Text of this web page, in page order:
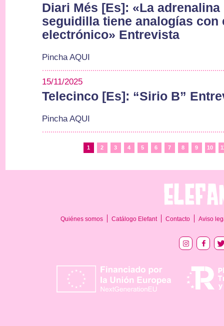
Diari Més [Es]: «La
seguidilla tiene analogías con
electrónico» Entrevista
Pincha AQUI
15/11/2025
Telecinco [Es]: “Sirio B”
Pincha AQUI
1 2 3 4 5 6 7 8 9 10
Quiénes somos Catálogo Elefant Contacto Aviso